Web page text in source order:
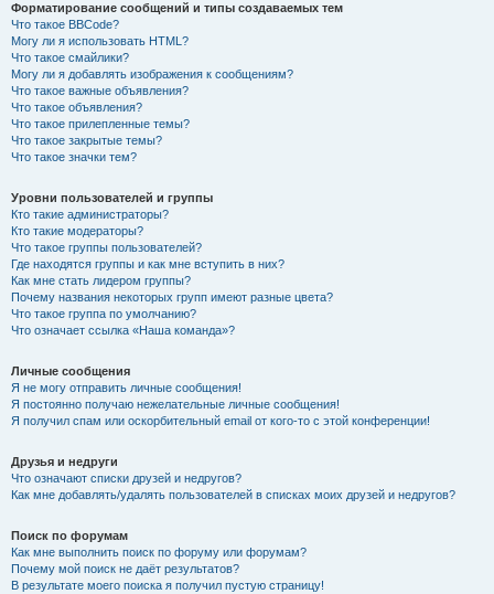
Форматирование сообщений и типы создаваемых тем
Что такое BBCode?
Могу ли я использовать HTML?
Что такое смайлики?
Могу ли я добавлять изображения к сообщениям?
Что такое важные объявления?
Что такое объявления?
Что такое прилепленные темы?
Что такое закрытые темы?
Что такое значки тем?
Уровни пользователей и группы
Кто такие администраторы?
Кто такие модераторы?
Что такое группы пользователей?
Где находятся группы и как мне вступить в них?
Как мне стать лидером группы?
Почему названия некоторых групп имеют разные цвета?
Что такое группа по умолчанию?
Что означает ссылка «Наша команда»?
Личные сообщения
Я не могу отправить личные сообщения!
Я постоянно получаю нежелательные личные сообщения!
Я получил спам или оскорбительный email от кого-то с этой конференции!
Друзья и недруги
Что означают списки друзей и недругов?
Как мне добавлять/удалять пользователей в списках моих друзей и недругов?
Поиск по форумам
Как мне выполнить поиск по форуму или форумам?
Почему мой поиск не даёт результатов?
В результате моего поиска я получил пустую страницу!